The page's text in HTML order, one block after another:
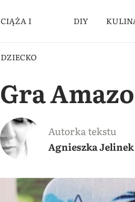
CIĄŻA I
DZIECKO
DIY
Gra
Autorka tekstu
Agnieszka Jelinek